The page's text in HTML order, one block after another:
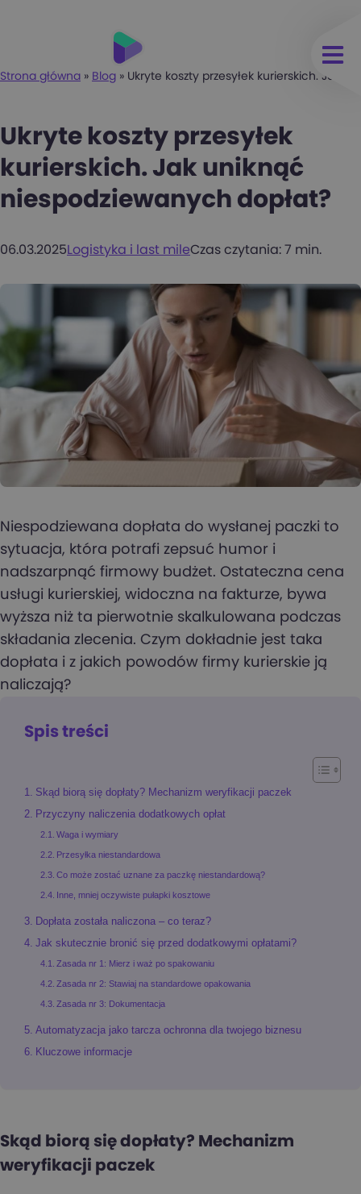
Strona główna » Blog » Ukryte koszty przesyłek kurierskich. Jak
Ukryte koszty przesyłek
kurierskich. Jak uniknąć
niespodziewanych dopłat?
06.03.2025 Logistyka i last mileCzas czytania: 7 min.
Niespodziewana dopłata do wysłanej paczki to
sytuacja, która potrafi zepsuć humor i
nadszarpnąć firmowy budżet. Ostateczna cena
usługi kurierskiej, widoczna na fakturze, bywa
wyższa niż ta pierwotnie skalkulowana podczas
składania zlecenia. Czym dokładnie jest taka
dopłata i z jakich powodów firmy kurierskie ją
naliczają?
Spis treści
Skąd biorą się dopłaty? Mechanizm weryfikacji paczek
Przyczyny naliczenia dodatkowych opłat
Waga i wymiary
Przesyłka niestandardowa
Co może zostać uznane za paczkę niestandardową?
Inne, mniej oczywiste pułapki kosztowe
Dopłata została naliczona – co teraz?
Jak skutecznie bronić się przed dodatkowymi opłatami?
Zasada nr 1: Mierz i waż po spakowaniu
Zasada nr 2: Stawiaj na standardowe opakowania
Zasada nr 3: Dokumentacja
Automatyzacja jako tarcza ochronna dla twojego biznesu
Kluczowe informacje
Skąd biorą się dopłaty? Mechanizm
weryfikacji paczek